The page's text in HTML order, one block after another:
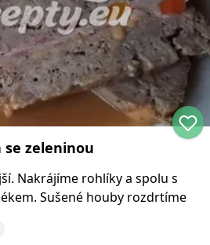
zeleninou
Nakrájíme rohlíky a spolu s
Sušené houby rozdrtíme